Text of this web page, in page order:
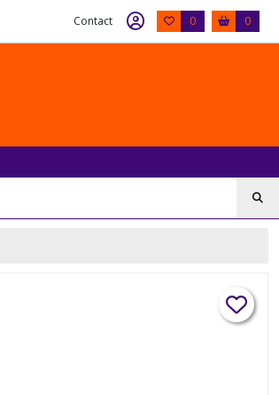
Contact 0 0